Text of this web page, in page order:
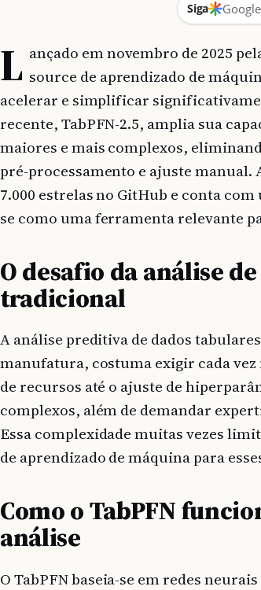
Siga
L ançado em novembro de 2025
source de aprendizado de
acelerar e simplificar
recente, TabPFN-2.5, amplia sua
maiores e mais complexos,
pré-processamento e ajuste manual.
7.000 estrelas no GitHub e conta
se como uma ferramenta relevante
O desafio da análise
tradicional
A análise preditiva de dados
manufatura, costuma exigir cada
de recursos até o ajuste de
complexos, além de demandar
Essa complexidade muitas vezes
de aprendizado de máquina para
Como o TabPFN
análise
O TabPFN baseia-se em redes